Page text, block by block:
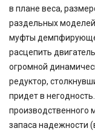
в плане веса,
раздельных
муфты
расцепить
огромной
редуктор,
придет в
производственного
запаса надежности